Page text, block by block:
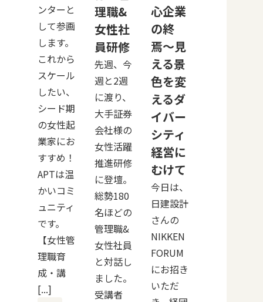
ンターと
して参画
します。
これから
スケール
したい、
シード期
の女性起
業家にお
すすめ！
APTは温
かいコミ
ュニティ
です。
【女性管
理職育
成・講
[...]
理職&
女性社
員研修
先週、今
週と2週
に渡り、
大手証券
会社様の
女性活躍
推進研修
に登壇。
総勢180
名ほどの
管理職&
女性社員
と対話し
ました。
受講者
心企業
の終
焉〜見
える景
色を変
えるダ
イバー
シティ
経営に
むけて
今日は、
日建設計
さんの
NIKKEN
FORUM
にお招き
いただ